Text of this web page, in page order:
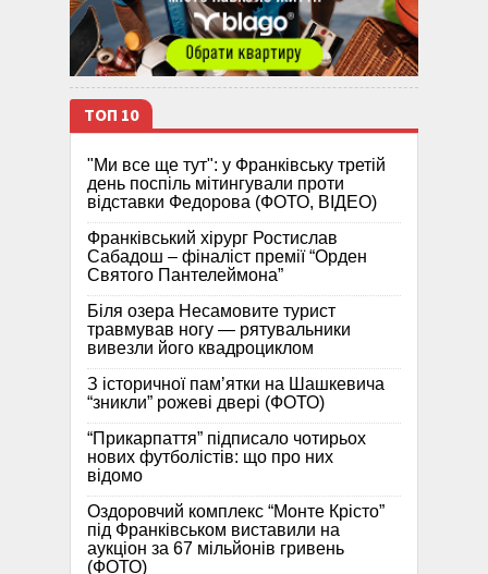
ТОП 10
"Ми все ще тут": у Франківську третій
день поспіль мітингували проти
відставки Федорова (ФОТО, ВІДЕО)
Франківський хірург Ростислав
Сабадош – фіналіст премії “Орден
Святого Пантелеймона”
Біля озера Несамовите турист
травмував ногу — рятувальники
вивезли його квадроциклом
З історичної памʼятки на Шашкевича
“зникли” рожеві двері (ФОТО)
“Прикарпаття” підписало чотирьох
нових футболістів: що про них
відомо
Оздоровчий комплекс “Монте Крісто”
під Франківськом виставили на
аукціон за 67 мільйонів гривень
(ФОТО)